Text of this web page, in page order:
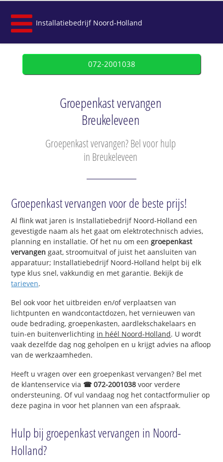
Installatiebedrijf Noord-Holland
072-2001038
Groepenkast vervangen
Breukeleveen
Groepenkast vervangen? Bel voor hulp
in Breukeleveen
Groepenkast vervangen voor de beste prijs!
Al flink wat jaren is Installatiebedrijf Noord-Holland een
gevestigde naam als het gaat om elektrotechnisch advies,
planning en installatie. Of het nu om eengroepenkast
vervangen gaat, stroomuitval of juist het aansluiten van
apparatuur; Installatiebedrijf Noord-Holland helpt bij elk
type klus snel, vakkundig en met garantie. Bekijk de
tarieven.
Bel ook voor het uitbreiden en/of verplaatsen van
lichtpunten en wandcontactdozen, het vernieuwen van
oude bedrading, groepenkasten, aardlekschakelaars en
tuin-en buitenverlichting in héél Noord-Holland. U wordt
vaak dezelfde dag nog geholpen en u krijgt advies na afloop
van de werkzaamheden.
Heeft u vragen over een groepenkast vervangen? Bel met
de klantenservice via ☎ 072-2001038 voor verdere
ondersteuning. Of vul vandaag nog het contactformulier op
deze pagina in voor het plannen van een afspraak.
Hulp bij groepenkast vervangen in Noord-
Holland?